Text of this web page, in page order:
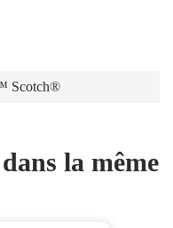
Scotch®
la même